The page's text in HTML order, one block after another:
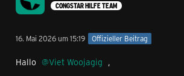
CONGSTAR HILFE TEAM
16. Mai 2026 um 15:19 Offizieller Beitrag
Hallo Viet Woojagig ,